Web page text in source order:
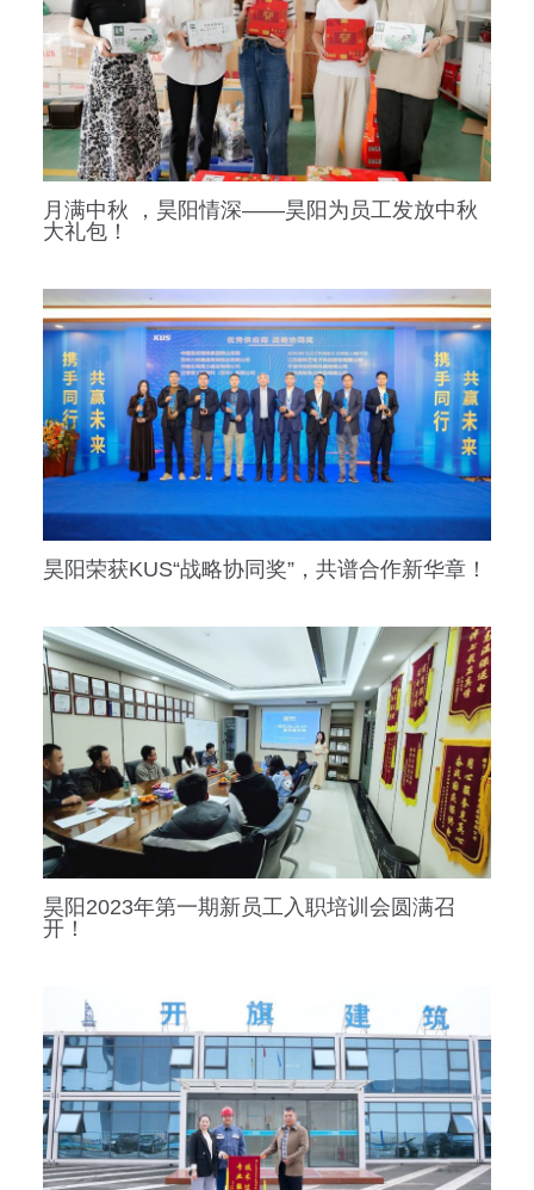
月满中秋 ，昊阳情深——昊阳为员工发放中秋
大礼包！
昊阳荣获KUS“战略协同奖”，共谱合作新华章！
昊阳2023年第一期新员工入职培训会圆满召
开！